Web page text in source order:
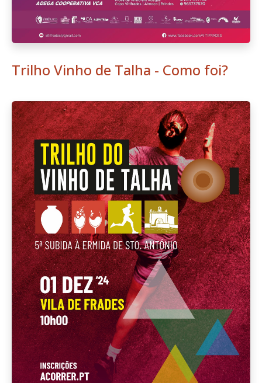
Trilho Vinho de Talha - Como foi?